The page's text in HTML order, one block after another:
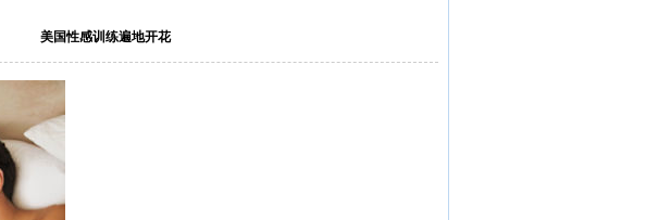
美国性感训练遍地开花